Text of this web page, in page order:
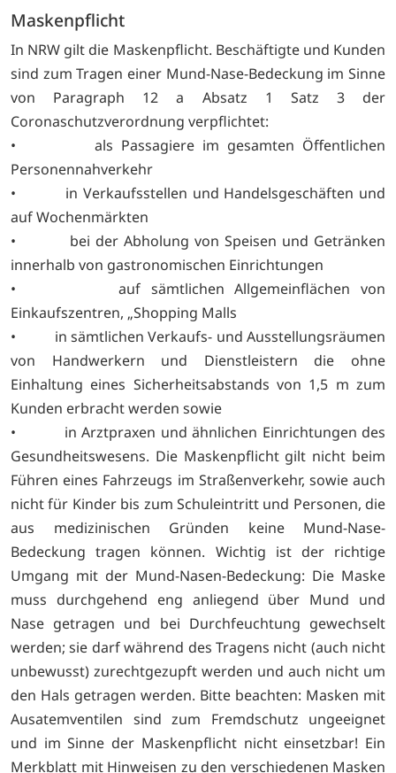
Maskenpflicht
In NRW gilt die Maskenpflicht. Beschäftigte und Kunden
sind zum Tragen einer Mund-Nase-Bedeckung im Sinne
von Paragraph 12 a Absatz 1 Satz 3 der
Coronaschutzverordnung verpflichtet:
• als Passagiere im gesamten Öffentlichen
Personennahverkehr
• in Verkaufsstellen und Handelsgeschäften und
auf Wochenmärkten
• bei der Abholung von Speisen und Getränken
innerhalb von gastronomischen Einrichtungen
• auf sämtlichen Allgemeinflächen von
Einkaufszentren, „Shopping Malls
• in sämtlichen Verkaufs- und Ausstellungsräumen
von Handwerkern und Dienstleistern die ohne
Einhaltung eines Sicherheitsabstands von 1,5 m zum
Kunden erbracht werden sowie
• in Arztpraxen und ähnlichen Einrichtungen des
Gesundheitswesens. Die Maskenpflicht gilt nicht beim
Führen eines Fahrzeugs im Straßenverkehr, sowie auch
nicht für Kinder bis zum Schuleintritt und Personen, die
aus medizinischen Gründen keine Mund-Nase-
Bedeckung tragen können. Wichtig ist der richtige
Umgang mit der Mund-Nasen-Bedeckung: Die Maske
muss durchgehend eng anliegend über Mund und
Nase getragen und bei Durchfeuchtung gewechselt
werden; sie darf während des Tragens nicht (auch nicht
unbewusst) zurechtgezupft werden und auch nicht um
den Hals getragen werden. Bitte beachten: Masken mit
Ausatemventilen sind zum Fremdschutz ungeeignet
und im Sinne der Maskenpflicht nicht einsetzbar! Ein
Merkblatt mit Hinweisen zu den verschiedenen Masken